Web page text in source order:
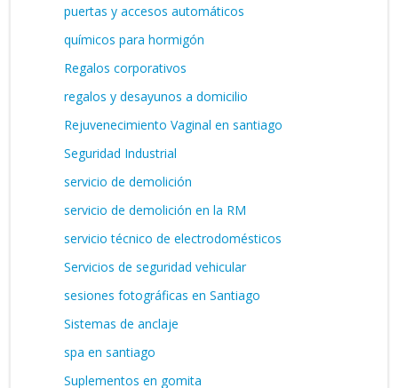
puertas y accesos automáticos
químicos para hormigón
Regalos corporativos
regalos y desayunos a domicilio
Rejuvenecimiento Vaginal en santiago
Seguridad Industrial
servicio de demolición
servicio de demolición en la RM
servicio técnico de electrodomésticos
Servicios de seguridad vehicular
sesiones fotográficas en Santiago
Sistemas de anclaje
spa en santiago
Suplementos en gomita